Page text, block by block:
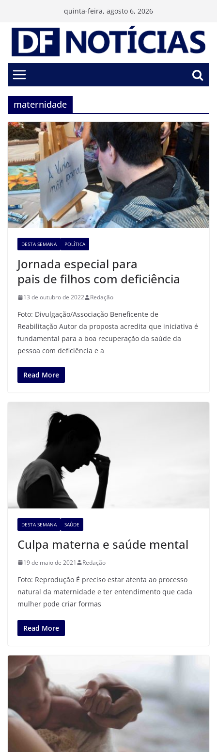
conteúdo
quinta-feira, agosto 6, 2026
maternidade
DESTA SEMANA POLÍTICA
Jornada especial para
pais de filhos com deficiência
13 de outubro de 2022 Redação
Foto: Divulgação/Associação Beneficente de
Reabilitação Autor da proposta acredita que iniciativa é
fundamental para a boa recuperação da saúde da
pessoa com deficiência e a
Read More
DESTA SEMANA SAÚDE
Culpa materna e saúde mental
19 de maio de 2021 Redação
Foto: Reprodução É preciso estar atenta ao processo
natural da maternidade e ter entendimento que cada
mulher pode criar formas
Read More